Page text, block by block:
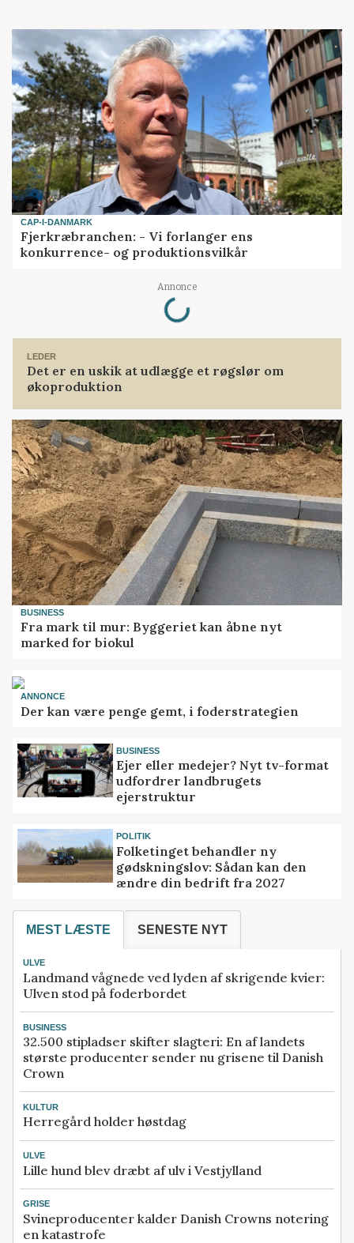
CAP-I-DANMARK
Fjerkræbranchen: - Vi forlanger ens
konkurrence- og produktionsvilkår
Annonce
Loading...
LEDER
Det er en uskik at udlægge et røgslør om
økoproduktion
BUSINESS
Fra mark til mur: Byggeriet kan åbne nyt
marked for biokul
ANNONCE
Der kan være penge gemt, i foderstrategien
BUSINESS
Ejer eller medejer? Nyt tv-format
udfordrer landbrugets
ejerstruktur
POLITIK
Folketinget behandler ny
gødskningslov: Sådan kan den
ændre din bedrift fra 2027
MEST LÆSTE SENESTE NYT
ULVE
Landmand vågnede ved lyden af skrigende kvier:
Ulven stod på foderbordet
BUSINESS
32.500 stipladser skifter slagteri: En af landets
største producenter sender nu grisene til Danish
Crown
KULTUR
Herregård holder høstdag
ULVE
Lille hund blev dræbt af ulv i Vestjylland
GRISE
Svineproducenter kalder Danish Crowns notering
en katastrofe